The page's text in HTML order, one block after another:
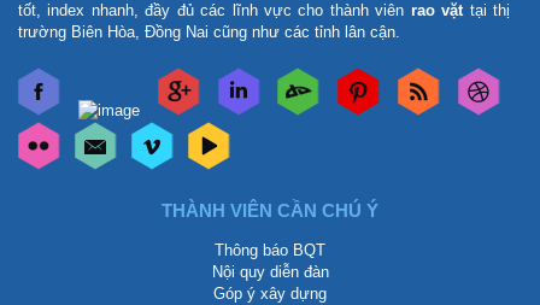
tốt, index nhanh, đầy đủ các lĩnh vực cho thành viên rao vặttại thị
trường Biên Hòa, Đồng Nai cũng như các tỉnh lân cận.
THÀNH VIÊN CẦN CHÚ Ý
Thông báo BQT
Nội quy diễn đàn
Góp ý xây dựng